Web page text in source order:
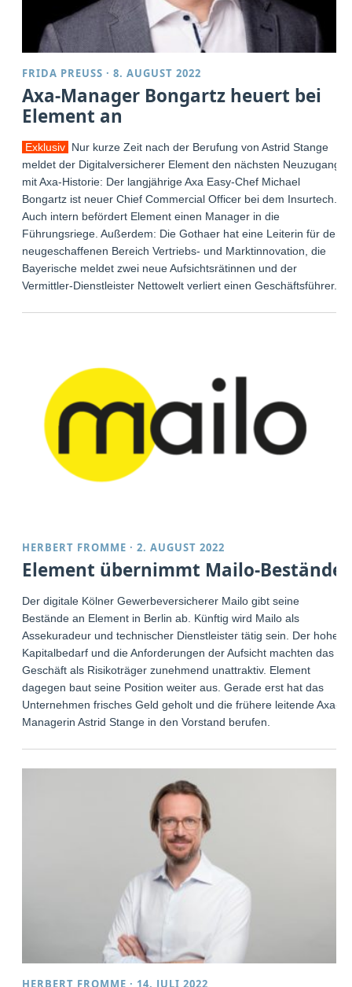
FRIDA PREUSS ·8. AUGUST 2022
Axa-Manager Bongartz heuert bei
Element an
Exklusiv Nur kurze Zeit nach der Berufung von Astrid Stange
meldet der Digitalversicherer Element den nächsten Neuzugang
mit Axa-Historie: Der langjährige Axa Easy-Chef Michael
Bongartz ist neuer Chief Commercial Officer bei dem Insurtech.
Auch intern befördert Element einen Manager in die
Führungsriege. Außerdem: Die Gothaer hat eine Leiterin für den
neugeschaffenen Bereich Vertriebs- und Marktinnovation, die
Bayerische meldet zwei neue Aufsichtsrätinnen und der
Vermittler-Dienstleister Nettowelt verliert einen Geschäftsführer.
HERBERT FROMME ·2. AUGUST 2022
Element übernimmt Mailo-Bestände
Der digitale Kölner Gewerbeversicherer Mailo gibt seine
Bestände an Element in Berlin ab. Künftig wird Mailo als
Assekuradeur und technischer Dienstleister tätig sein. Der hohe
Kapitalbedarf und die Anforderungen der Aufsicht machten das
Geschäft als Risikoträger zunehmend unattraktiv. Element
dagegen baut seine Position weiter aus. Gerade erst hat das
Unternehmen frisches Geld geholt und die frühere leitende Axa-
Managerin Astrid Stange in den Vorstand berufen.
HERBERT FROMME · 14. JULI 2022